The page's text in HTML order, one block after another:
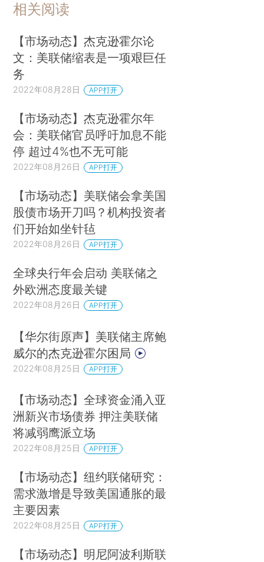
相关阅读
【市场动态】杰克逊霍尔论
文：美联储缩表是一项艰巨任
务
2022年08月28日 APP打开
【市场动态】杰克逊霍尔年
会：美联储官员呼吁加息不能
停 超过4%也不无可能
2022年08月26日 APP打开
【市场动态】美联储会拿美国
股债市场开刀吗？机构投资者
们开始如坐针毡
2022年08月26日 APP打开
全球央行年会启动 美联储之
外欧洲态度最关键
2022年08月26日 APP打开
【华尔街原声】美联储主席鲍
威尔的杰克逊霍尔困局
2022年08月25日 APP打开
【市场动态】全球资金涌入亚
洲新兴市场债券 押注美联储
将减弱鹰派立场
2022年08月25日 APP打开
【市场动态】纽约联储研究：
需求激增是导致美国通胀的最
主要因素
2022年08月25日 APP打开
【市场动态】明尼阿波利斯联